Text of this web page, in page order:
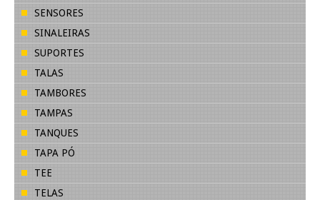
SENSORES
SINALEIRAS
SUPORTES
TALAS
TAMBORES
TAMPAS
TANQUES
TAPA PÓ
TEE
TELAS